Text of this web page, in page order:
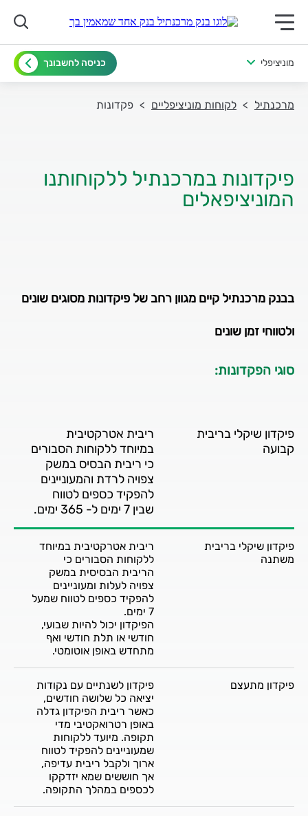
תפריט ראשי לנייד
מוניציפלי כניסה לחשבונך
מרכנתיל לקוחות מוניציפליים פקדונות
פיקדונות במרכנתיל ללקוחותנו
המוניציפאלים
בבנק מרכנתיל קיים מגוון רחב של פיקדונות מסוגים שונים
ולטווחי זמן שונים
סוגי הפקדונות:
פיקדון שיקלי בריבית
קבועה
ריבית אטרקטיבית
במיוחד ללקוחות הסבורים
כי ריבית הבסיס במשק
צפויה לרדת והמעוניינים
להפקיד כספים לטווח
שבין 7 ימים ל- 365 ימים.
פיקדון שיקלי בריבית
משתנה
ריבית אטרקטיבית במיוחד
ללקוחות הסבורים כי
הריבית הבסיסית במשק
צפויה לעלות ומעוניינים
להפקיד כספים לטווח שמעל
7 ימים.
הפיקדון יכול להיות שבועי,
חודשי או תלת חודשי ואף
מתחדש באופן אוטומטי.
פיקדון מתעצם
פיקדון לשנתיים עם נקודות
יציאה כל שלושה חודשים,
כאשר ריבית הפיקדון גדלה
באופן רטרואקטיבי מדי
תקופה. מיועד ללקוחות
שמעוניינים להפקיד לטווח
ארוך ולקבל ריבית עדיפה,
אך חוששים שמא יזדקקו
לכספים במהלך התקופה.